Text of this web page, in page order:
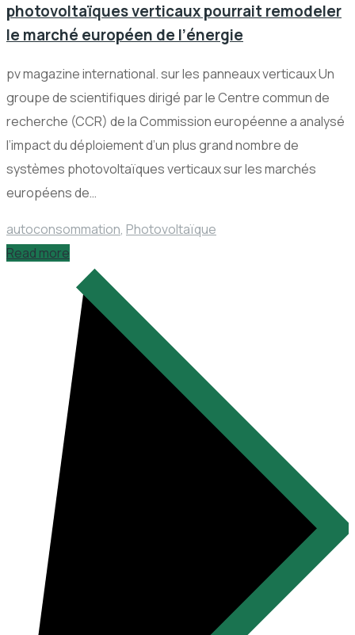
photovoltaïques verticaux pourrait remodeler
le marché européen de l’énergie
pv magazine international. sur les panneaux verticaux Un
groupe de scientifiques dirigé par le Centre commun de
recherche (CCR) de la Commission européenne a analysé
l’impact du déploiement d’un plus grand nombre de
systèmes photovoltaïques verticaux sur les marchés
européens de…
autoconsommation, Photovoltaïque
Read more